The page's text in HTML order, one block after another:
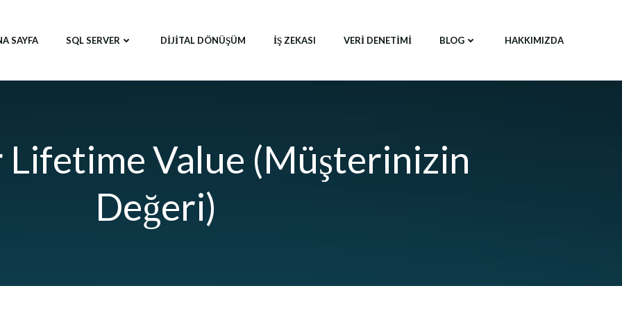
SAYFA SQL SERVER DIJITAL DÖNÜŞÜM İŞ ZEKASI VERI DENETIMI BLOG HAKKIMIZDA
Lifetime Value (Müşterinizin
Değeri)